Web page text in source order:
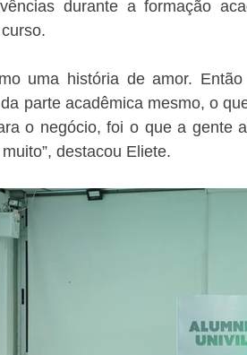
durante a formação
uma história de amor.
parte acadêmica mesmo, o
o negócio, foi o que a gente
destacou Eliete.